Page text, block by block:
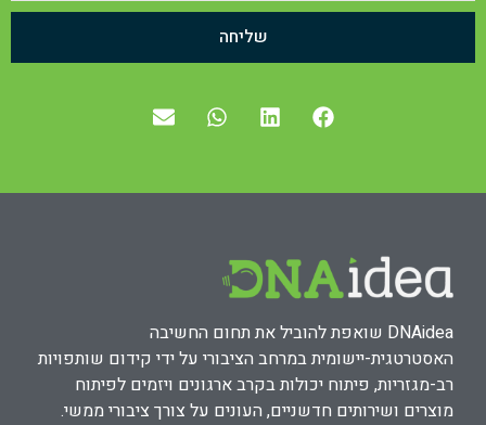
שליחה
DNAidea שואפת להוביל את תחום החשיבה
האסטרטגית-יישומית במרחב הציבורי על ידי קידום שותפויות
רב-מגזריות, פיתוח יכולות בקרב ארגונים ויזמים לפיתוח
מוצרים ושירותים חדשניים, העונים על צורך ציבורי ממשי.